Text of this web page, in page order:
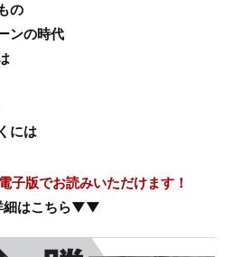
の
ンの時代
には
子版でお読みいただけます！
はこちら▼▼